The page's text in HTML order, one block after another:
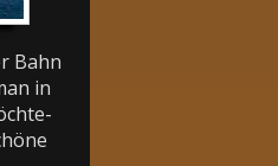
Bahn
in